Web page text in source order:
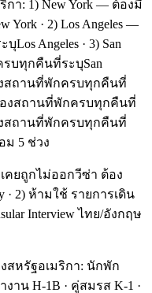
า: 1) New York — ต้องมี
· 2) Los Angeles —
Angeles · 3) San
บทุกคืนที่ระบุSan
งสถานที่พักครบทุกคืนที่
องสถานที่พักครบทุกคืนที่
งสถานที่พักครบทุกคืนที่
ม 5 ช่วง
คยถูกไม่ออกวีซ่า ต้อง
· 2) ห้ามใช้ รายการเดิน
Interview ไทย/อังกฤษ
หรัฐอเมริกา: นักพัก
งาน H-1B · คู่สมรส K-1 ·